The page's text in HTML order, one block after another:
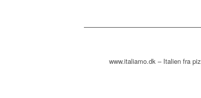
www.italiamo.dk – Italien fra